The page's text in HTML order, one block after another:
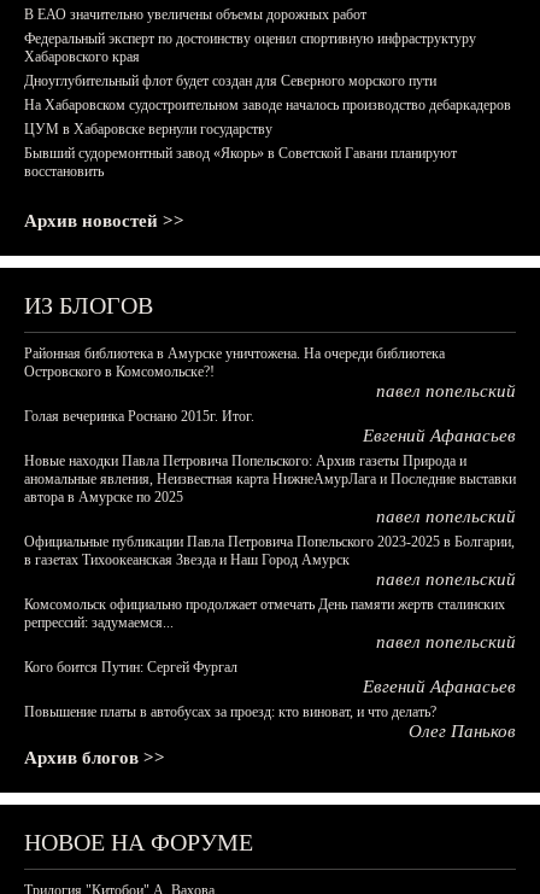
В ЕАО значительно увеличены объемы дорожных работ
Федеральный эксперт по достоинству оценил спортивную инфраструктуру
Хабаровского края
Дноуглубительный флот будет создан для Северного морского пути
На Хабаровском судостроительном заводе началось производство дебаркадеров
ЦУМ в Хабаровске вернули государству
Бывший судоремонтный завод «Якорь» в Советской Гавани планируют
восстановить
Архив новостей >>
ИЗ БЛОГОВ
Районная библиотека в Амурске уничтожена. На очереди библиотека
Островского в Комсомольске?!
павел попельский
Голая вечеринка Роснано 2015г. Итог.
Евгений Афанасьев
Новые находки Павла Петровича Попельского: Архив газеты Природа и
аномальные явления, Неизвестная карта НижнеАмурЛага и Последние выставки
автора в Амурске по 2025
павел попельский
Официальные публикации Павла Петровича Попельского 2023-2025 в Болгарии,
в газетах Тихоокеанская Звезда и Наш Город Амурск
павел попельский
Комсомольск официально продолжает отмечать День памяти жертв сталинских
репрессий: задумаемся...
павел попельский
Кого боится Путин: Сергей Фургал
Евгений Афанасьев
Повышение платы в автобусах за проезд: кто виноват, и что делать?
Олег Паньков
Архив блогов >>
НОВОЕ НА ФОРУМЕ
Трилогия "Китобои" А. Вахова.